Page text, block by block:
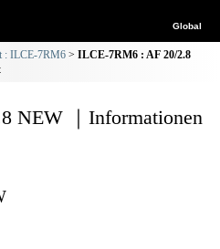
Global
: ILCE-7RM6
ILCE-7RM6 : AF 20/2.8
NEW ｜Informationen